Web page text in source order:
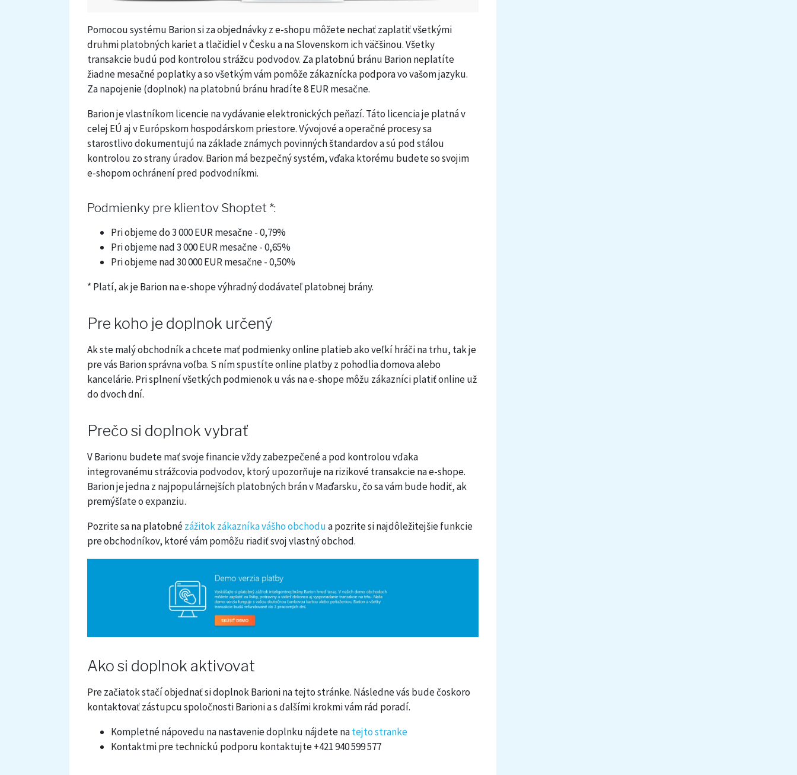
Pomocou systému Barion si za objednávky z e-shopu môžete nechať zaplatiť všetkými
druhmi platobných kariet a tlačidiel v Česku a na Slovenskom ich väčšinou. Všetky
transakcie budú pod kontrolou strážcu podvodov. Za platobnú bránu Barion neplatíte
žiadne mesačné poplatky a so všetkým vám pomôže zákaznícka podpora vo vašom jazyku.
Za napojenie (doplnok) na platobnú bránu hradíte 8 EUR mesačne.
Barion je vlastníkom licencie na vydávanie elektronických peňazí. Táto licencia je platná v
celej EÚ aj v Európskom hospodárskom priestore. Vývojové a operačné procesy sa
starostlivo dokumentujú na základe známych povinných štandardov a sú pod stálou
kontrolou zo strany úradov. Barion má bezpečný systém, vďaka ktorému budete so svojim
e-shopom ochránení pred podvodníkmi.
Podmienky pre klientov Shoptet *:
Pri objeme do 3 000 EUR mesačne - 0,79%
Pri objeme nad 3 000 EUR mesačne - 0,65%
Pri objeme nad 30 000 EUR mesačne - 0,50%
* Platí, ak je Barion na e-shope výhradný dodávateľ platobnej brány.
Pre koho je doplnok určený
Ak ste malý obchodník a chcete mať podmienky online platieb ako veľkí hráči na trhu, tak je
pre vás Barion správna voľba. S ním spustíte online platby z pohodlia domova alebo
kancelárie. Pri splnení všetkých podmienok u vás na e-shope môžu zákazníci platiť online už
do dvoch dní.
Prečo si doplnok vybrať
V Barionu budete mať svoje financie vždy zabezpečené a pod kontrolou vďaka
integrovanému strážcovia podvodov, ktorý upozorňuje na rizikové transakcie na e-shope.
Barion je jedna z najpopulárnejších platobných brán v Maďarsku, čo sa vám bude hodiť, ak
premýšľate o expanziu.
Pozrite sa na platobnézážitok zákazníka vášho obchodua pozrite si najdôležitejšie funkcie
pre obchodníkov, ktoré vám pomôžu riadiť svoj vlastný obchod.
Ako si doplnok aktivovat
Pre začiatok stačí objednať si doplnok Barioni na tejto stránke. Následne vás bude čoskoro
kontaktovať zástupcu spoločnosti Barioni a s ďalšími krokmi vám rád poradí.
Kompletné nápovedu na nastavenie doplnku nájdete natejto stranke
Kontaktmi pre technickú podporu kontaktujte +421 940 599 577